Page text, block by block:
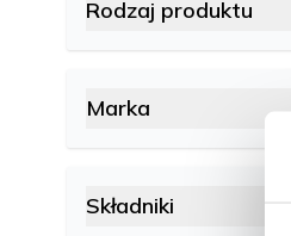
Rodzaj produktu
Marka
Składniki